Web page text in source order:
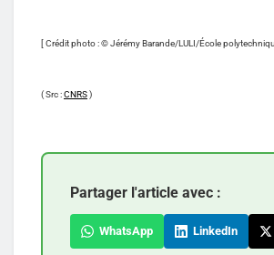
[ Crédit photo : © Jérémy Barande/LULI/École
( Src :CNRS)
Partager l'article avec :
WhatsApp LinkedIn